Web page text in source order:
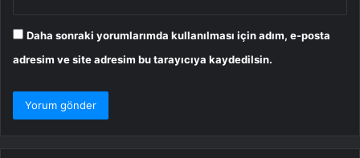
Daha sonraki yorumlarımda kullanılması için adım, e-posta
adresim ve site adresim bu tarayıcıya kaydedilsin.